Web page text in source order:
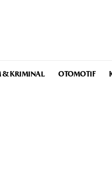
& KRIMINAL OTOMOTIF